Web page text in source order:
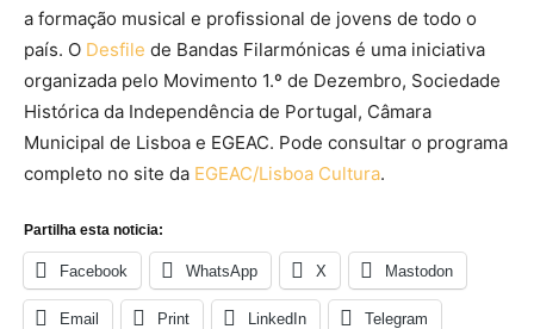
a formação musical e profissional de jovens de todo o
país. O Desfile de Bandas Filarmónicas é uma iniciativa
organizada pelo Movimento 1.º de Dezembro, Sociedade
Histórica da Independência de Portugal, Câmara
Municipal de Lisboa e EGEAC. Pode consultar o programa
completo no site da EGEAC/Lisboa Cultura.
Partilha esta noticia:
Facebook WhatsApp X Mastodon
Email Print LinkedIn Telegram